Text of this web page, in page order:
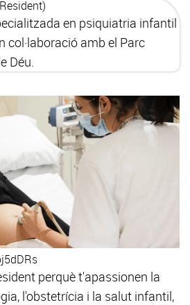
en psiquiatria infantil
col·laboració amb el Parc
Déu.
perquè t'apassionen la
l'obstetrícia i la salut infantil,